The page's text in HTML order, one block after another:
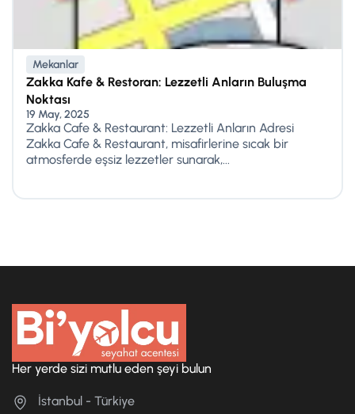
Mekanlar
Zakka Kafe & Restoran: Lezzetli Anların Buluşma
Noktası
19 May, 2025
Zakka Cafe & Restaurant: Lezzetli Anların Adresi
Zakka Cafe & Restaurant, misafirlerine sıcak bir
atmosferde eşsiz lezzetler sunarak,...
Her yerde sizi mutlu eden şeyi bulun
İstanbul - Türkiye